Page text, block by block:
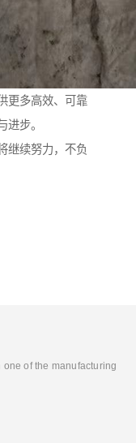
更多高效、可靠
进步。
继续努力，不负
of the manufacturing